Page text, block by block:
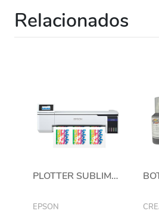
Relacionados
PLOTTER SUBLIMACIÓN EPSON® SURECOLOR® F570
EPSON